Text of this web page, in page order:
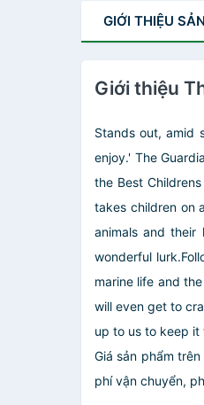
GIỚI THIỆU
Giới thiệu
Stands out, amid
enjoy.' The
the Best
takes children on
animals and
wonderful
marine life and
will even get to
up to us to keep it
Giá sản phẩm
phí vận chuyển,